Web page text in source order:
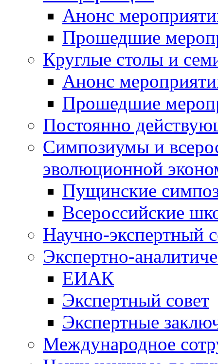
Анонс
Прошедшие
Круглые столы и
Анонс
Прошедшие
Постоянно
Симпозиумы и
эволюционной
Пущинские
Всероссийские
Научно-экспертный
Экспертно-
ЕИАК
Экспертный совет
Экспертные
Международное